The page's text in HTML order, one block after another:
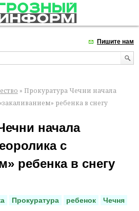
Пишите нам
» Прокуратура Чечни начала
ребенка в снегу
начала
с
ребенка в снегу
Прокуратура ребенок Чечня